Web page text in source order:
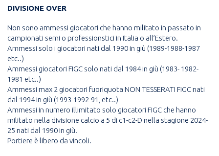
DIVISIONE OVER
Non sono ammessi giocatori che hanno militato in passato in
campionati semi o professionstici in Italia o all’Estero.
Ammessi solo i giocatori nati dal 1990 in giù (1989-1988-1987
etc..)
Ammessi giocatori FIGC solo nati dal 1984 in giù (1983- 1982-
1981 etc..)
Ammessi max 2 giocatori fuoriquota NON TESSERATI FIGC nati
dal 1994 in giù (1993-1992-91, etc..)
Ammessi in numero illimitato solo giocatori FIGC che hanno
militato nella divisione calcio a 5 di c1-c2-D nella stagione 2024-
25 nati dal 1990 in giù.
Portiere è libero da vincoli.